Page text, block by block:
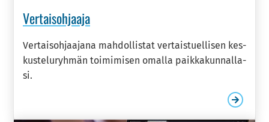
Vertais­ohjaaja
Ver­tai­soh­jaa­ja­na mah­dol­lis­tat ver­tais­tuel­li­sen kes­
kus­te­lu­ryh­män toi­mi­mi­sen omal­la paik­ka­kun­nal­la­
si.